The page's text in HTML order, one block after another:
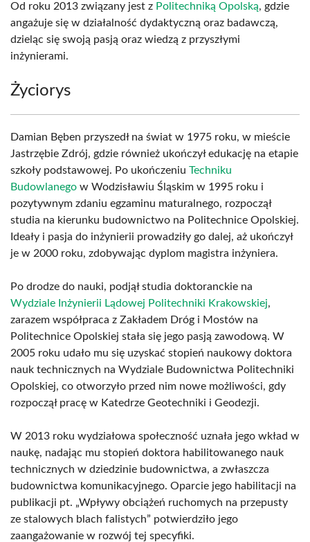
Od roku 2013 związany jest z Politechniką Opolską, gdzie
angażuje się w działalność dydaktyczną oraz badawczą,
dzieląc się swoją pasją oraz wiedzą z przyszłymi
inżynierami.
Życiorys
Damian Bęben przyszedł na świat w 1975 roku, w mieście
Jastrzębie Zdrój, gdzie również ukończył edukację na etapie
szkoły podstawowej. Po ukończeniu Techniku
Budowlanego w Wodzisławiu Śląskim w 1995 roku i
pozytywnym zdaniu egzaminu maturalnego, rozpoczął
studia na kierunku budownictwo na Politechnice Opolskiej.
Ideały i pasja do inżynierii prowadziły go dalej, aż ukończył
je w 2000 roku, zdobywając dyplom magistra inżyniera.
Po drodze do nauki, podjął studia doktoranckie na
Wydziale Inżynierii Lądowej Politechniki Krakowskiej,
zarazem współpraca z Zakładem Dróg i Mostów na
Politechnice Opolskiej stała się jego pasją zawodową. W
2005 roku udało mu się uzyskać stopień naukowy doktora
nauk technicznych na Wydziale Budownictwa Politechniki
Opolskiej, co otworzyło przed nim nowe możliwości, gdy
rozpoczął pracę w Katedrze Geotechniki i Geodezji.
W 2013 roku wydziałowa społeczność uznała jego wkład w
naukę, nadając mu stopień doktora habilitowanego nauk
technicznych w dziedzinie budownictwa, a zwłaszcza
budownictwa komunikacyjnego. Oparcie jego habilitacji na
publikacji pt. „Wpływy obciążeń ruchomych na przepusty
ze stalowych blach falistych” potwierdziło jego
zaangażowanie w rozwój tej specyfiki.